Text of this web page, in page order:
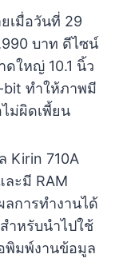
เมื่อวันที่ 29
บาท ดีไซน์
ใหญ่ 10.1 นิ้ว
bit ทำให้ภาพมี
ม่ผิดเพี้ยน
Kirin 710A
ละมี RAM
ลการทำงานได้
ำหรับนำไปใช้
พิมพ์งานข้อมูล